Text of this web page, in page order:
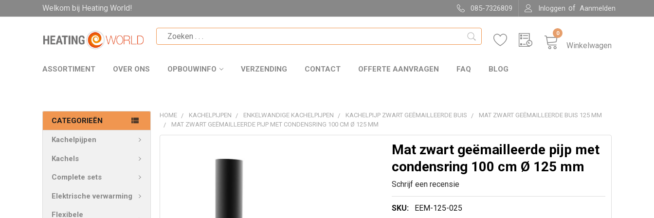
Welkom bij Heating World! 085-7326809 Inloggen of Aanmelden
Winkelwagen
0
ASSORTIMENT OVER ONS OPBOUWINFO VERZENDING CONTACT OFFERTE AANVRAGEN FAQ BLOG
CATEGORIEËN
Kachelpijpen
Kachels
Complete sets
Elektrische verwarming
Flexibele
HOME KACHELPIJPEN ENKELWANDIGE KACHELPIJPEN KACHELPIJP ZWART GEËMAILLEERDE BUIS
MAT ZWART GEËMAILLEERDE BUIS 125 MM
MAT ZWART GEËMAILLEERDE PIJP MET CONDENSRING 100 CM Ø 125 MM
Mat zwart geëmailleerde pijp met
condensring 100 cm Ø 125 mm
Schrijf een recensie
SKU: EEM-125-025